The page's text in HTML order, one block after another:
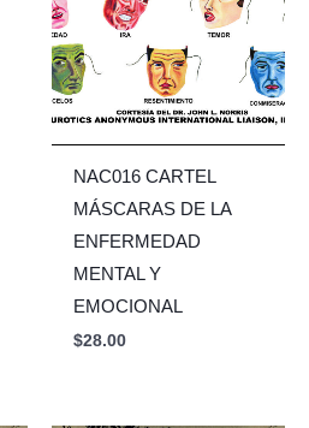
NAC016 CARTEL
MÁSCARAS DE LA
ENFERMEDAD
MENTAL Y
EMOCIONAL
$28.00